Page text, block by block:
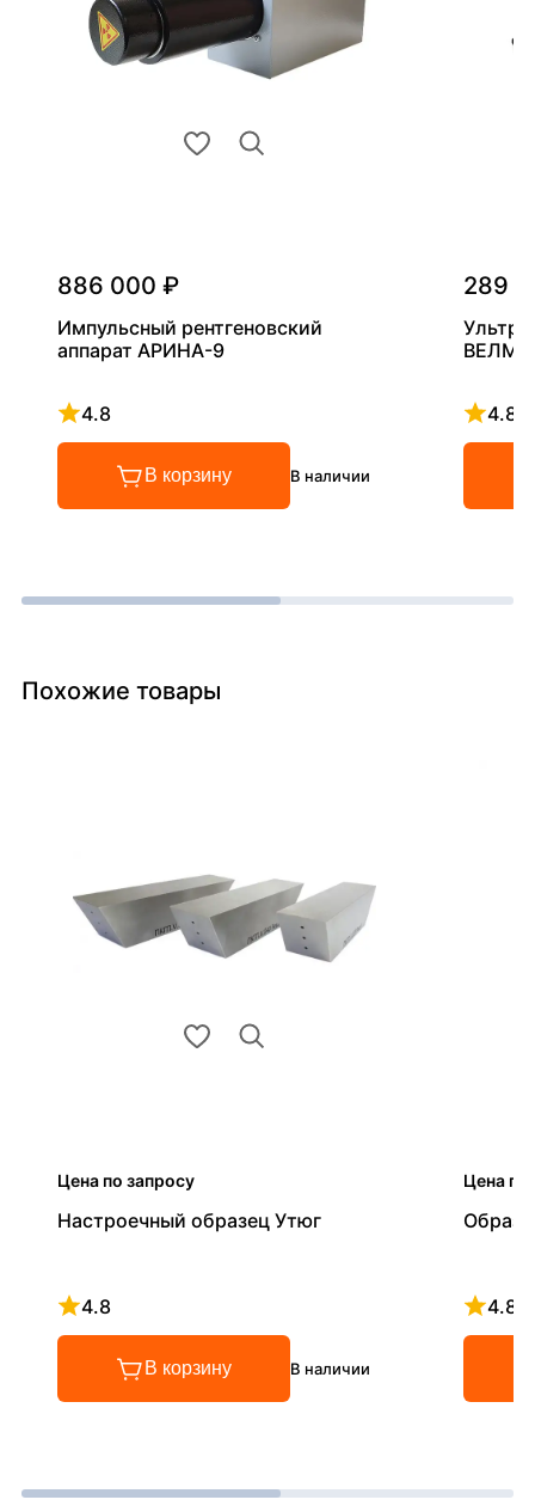
886 000 ₽
Импульсный рентгеновский
аппарат АРИНА-9
4.8
Рейтинг 4.8 из 5
В корзину В наличии
289
4.8
Похожие товары
Цена по запросу
Настроечный образец Утюг
4.8
Рейтинг 4.8 из 5
В корзину В наличии
Цена по
4.8